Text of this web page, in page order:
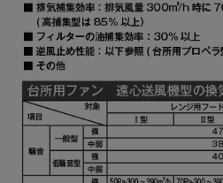
YMKP465-C350
TBK
YMKP465-C350
SBK
YMKP565-C350 BK